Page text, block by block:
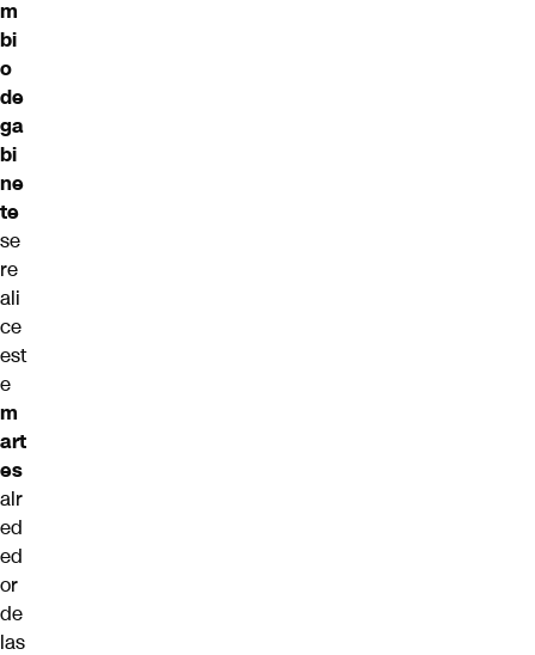
m
bi
o
de
ga
bi
ne
te
se
re
ali
ce
est
e
m
art
es
alr
ed
ed
or
de
las